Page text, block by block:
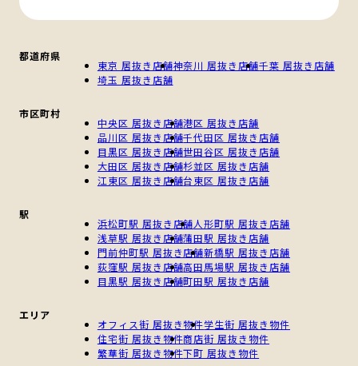
都道府県
東京 居抜き店舗神奈川 居抜き店舗千葉 居抜き店舗
埼玉 居抜き店舗
市区町村
中央区 居抜き店舗港区 居抜き店舗
品川区 居抜き店舗千代田区 居抜き店舗
目黒区 居抜き店舗世田谷区 居抜き店舗
大田区 居抜き店舗杉並区 居抜き店舗
江東区 居抜き店舗台東区 居抜き店舗
駅
浜松町駅 居抜き店舗人形町駅 居抜き店舗
浅草駅 居抜き店舗蒲田駅 居抜き店舗
門前仲町駅 居抜き店舗新橋駅 居抜き店舗
荻窪駅 居抜き店舗高田馬場駅 居抜き店舗
目黒駅 居抜き店舗町田駅 居抜き店舗
エリア
オフィス街 居抜き物件学生街 居抜き物件
住宅街 居抜き物件商店街 居抜き物件
繁華街 居抜き物件下町 居抜き物件